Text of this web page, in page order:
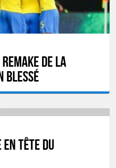
de La
blessé
tête du